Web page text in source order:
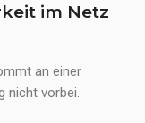
im Netz
an einer
nicht vorbei.